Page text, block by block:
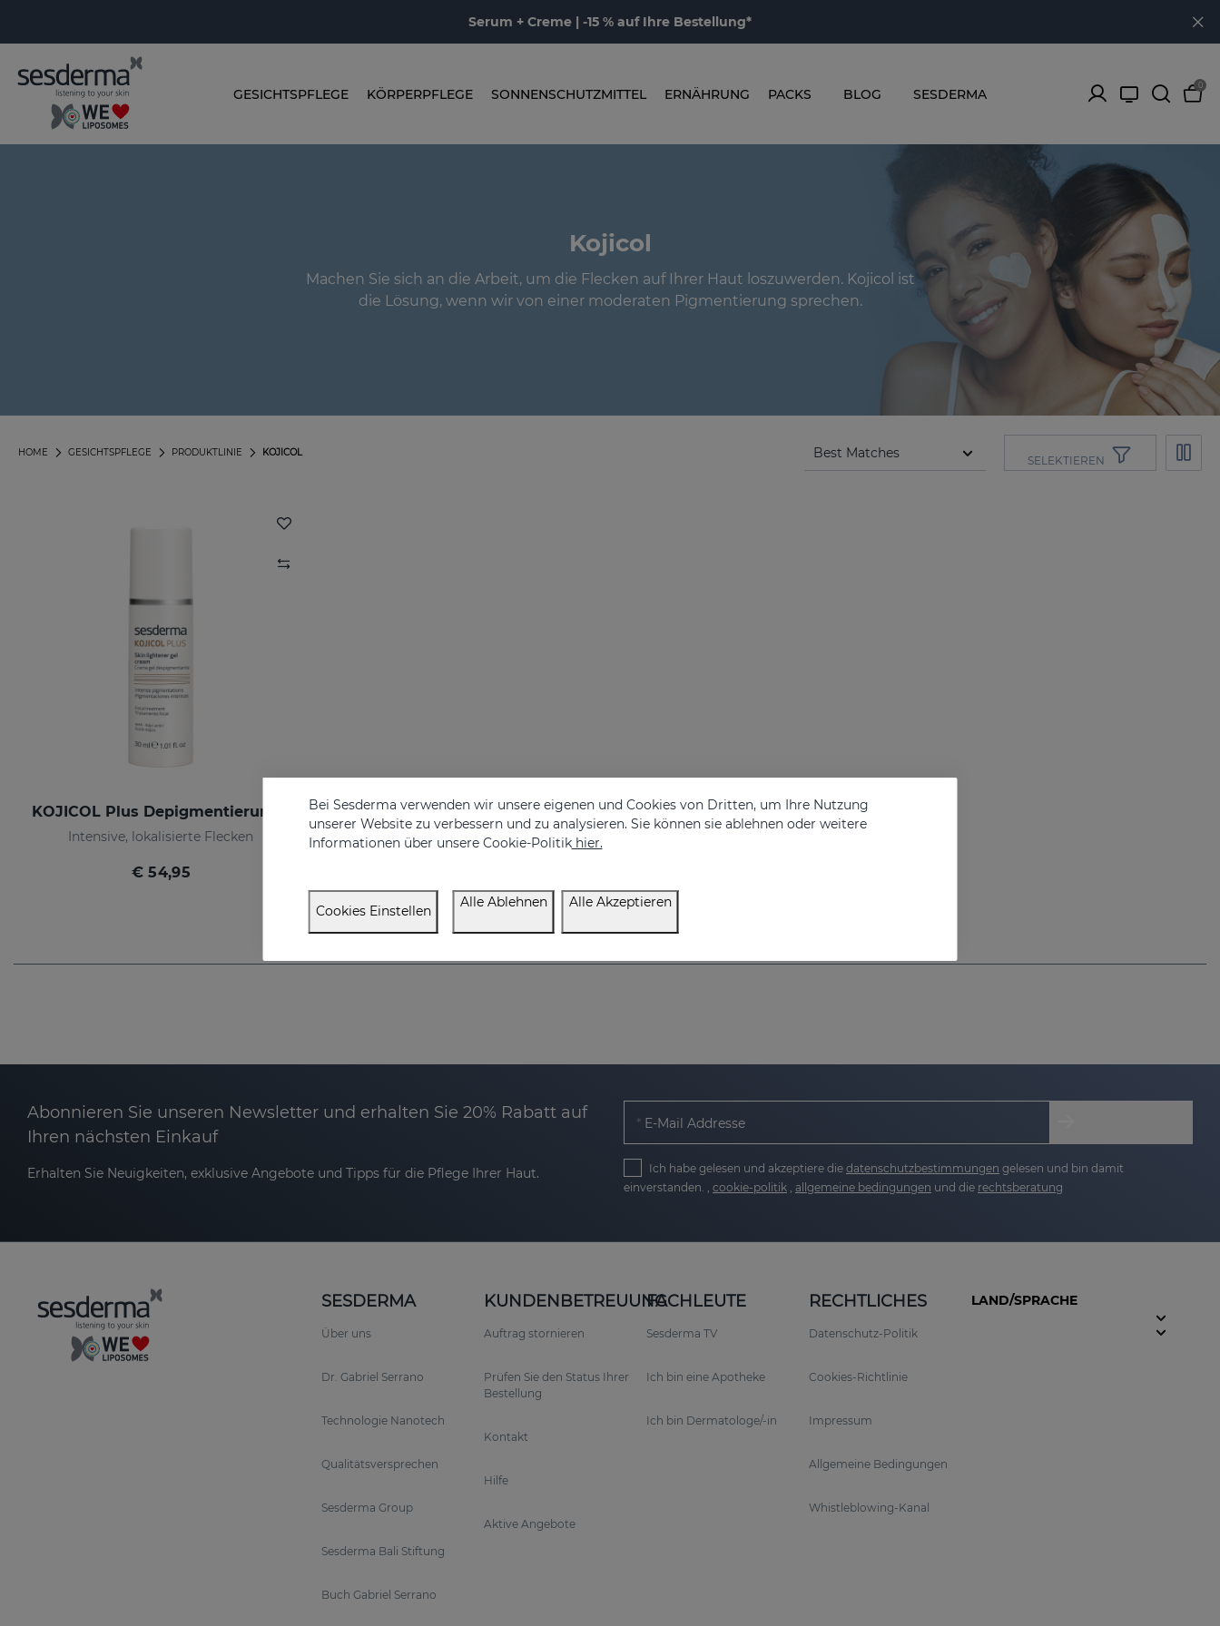
Serum + Creme | -15 % auf Ihre Bestellung*
GESICHTSPFLEGE KÖRPERPFLEGE SONNENSCHUTZMITTEL ERNÄHRUNG PACKS BLOG SESDERMA
0
Kojicol
Machen Sie sich an die Arbeit, um die Flecken auf Ihrer Haut loszuwerden. Kojicol ist
die Lösung, wenn wir von einer moderaten Pigmentierung sprechen.
KOJICOL
PRODUKTLINIE
GESICHTSPFLEGE
HOME
SELEKTIEREN
Intensive, lokalisierte Flecken
€ 54,95
Abonnieren Sie unseren Newsletter und erhalten Sie 20% Rabatt auf
Ihren nächsten Einkauf
Erhalten Sie Neuigkeiten, exklusive Angebote und Tipps für die Pflege Ihrer Haut.
E-Mail Addresse
Ich habe gelesen und akzeptiere die datenschutzbestimmungen gelesen und bin damit
einverstanden. , cookie-politik allgemeine bedingungen und die rechtsberatung
SESDERMA
Über uns
Dr. Gabriel Serrano
Technologie Nanotech
Qualitätsversprechen
Sesderma Group
Sesderma Bali Stiftung
Buch Gabriel Serrano
KUNDENBETREUUNG
Auftrag stornieren
Prüfen Sie den Status Ihrer
Bestellung
Kontakt
Hilfe
Aktive Angebote
FACHLEUTE
Sesderma TV
Ich bin eine Apotheke
Ich bin Dermatologe/-in
RECHTLICHES
Datenschutz-Politik
Cookies-Richtlinie
Impressum
Allgemeine Bedingungen
Whistleblowing-Kanal
LAND/SPRACHE
Bei Sesderma verwenden wir unsere eigenen und Cookies von Dritten, um Ihre Nutzung
unserer Website zu verbessern und zu analysieren. Sie können sie ablehnen oder weitere
Informationen über unsere Cookie-Politikhier.
Cookies Einstellen
Alle Ablehnen Alle Akzeptieren